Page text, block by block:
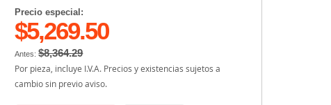
Precio especial:
$5,269.50
Antes:$8,364.29
Por pieza, incluye I.V.A. Precios y existencias sujetos a
cambio sin previo aviso.